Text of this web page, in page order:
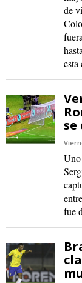
de
esta
se
Uno
fue